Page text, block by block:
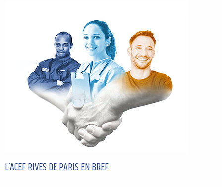
L’ACEF RIVES DE PARIS EN BREF